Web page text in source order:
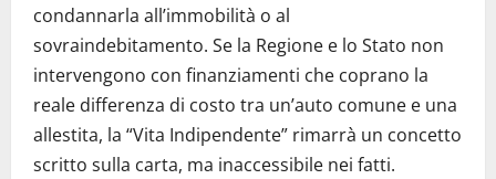
condannarla all’immobilità o al
sovraindebitamento. Se la Regione e lo Stato non
intervengono con finanziamenti che coprano la
reale differenza di costo tra un’auto comune e una
allestita, la “Vita Indipendente” rimarrà un concetto
scritto sulla carta, ma inaccessibile nei fatti.